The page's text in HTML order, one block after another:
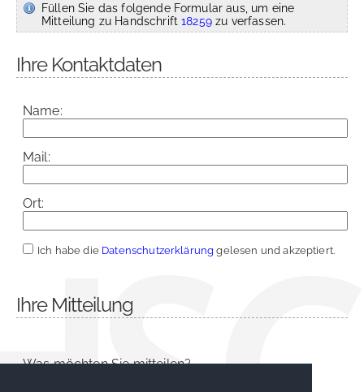
Füllen Sie das folgende Formular aus, um eine
Mitteilung zu Handschrift18259zu verfassen.
Ihre Kontaktdaten
Name:
Mail:
Ort:
Ich habe die Datenschutzerklärung gelesen und akzeptiert.
Ihre Mitteilung
Was möchten Sie mitteilen?